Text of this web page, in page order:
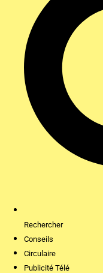
Rechercher
Conseils
Circulaire
Publicité Télé